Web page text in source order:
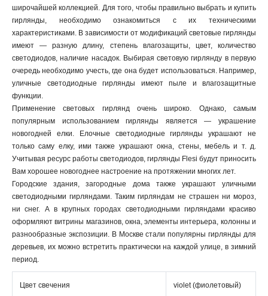
широчайшей коллекцией. Для того, чтобы правильно выбрать и купить
гирлянды, необходимо ознакомиться с их техническими
характеристиками. В зависимости от модификаций световые гирлянды
имеют — разную длину, степень влагозащиты, цвет, количество
светодиодов, наличие насадок. Выбирая световую гирлянду в первую
очередь необходимо учесть, где она будет использоваться. Например,
уличные светодиодные гирлянды имеют пыле и влагозащитные
функции.
Применение световых гирлянд очень широко. Однако, самым
популярным использованием гирлянды является — украшение
новогодней елки. Елочные светодиодные гирлянды украшают не
только саму елку, ими также украшают окна, стены, мебель и т. д.
Учитывая ресурс работы светодиодов, гирлянды Flesi будут приносить
Вам хорошее новогоднее настроение на протяжении многих лет.
Городские здания, загородные дома также украшают уличными
светодиодными гирляндами. Таким гирляндам не страшен ни мороз,
ни снег. А в крупных городах светодиодными гирляндами красиво
оформляют витрины магазинов, окна, элементы интерьера, колонны и
разнообразные экспозиции. В Москве стали популярны гирлянды для
деревьев, их можно встретить практически на каждой улице, в зимний
период.
Цвет свечения violet (фиолетовый)